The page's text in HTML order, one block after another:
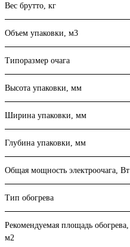
Вес брутто, кг
Объем упаковки, м3
Типоразмер очага
Высота упаковки, мм
Ширина упаковки, мм
Глубина упаковки, мм
Общая мощность электроочага, Вт
Тип обогрева
Рекомендуемая площадь обогрева,
м2